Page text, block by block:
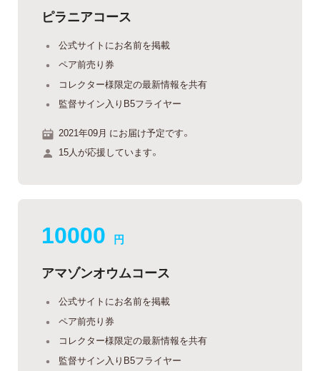
ピラニアコース
公式サイトにお名前を掲載
ペア前売り券
コレクター様限定の最新情報を共有
監督サイン入りB5フライヤー
2021年09月 にお届け予定です。
15人が応援しています。
10000 円
アマゾンオウムコース
公式サイトにお名前を掲載
ペア前売り券
コレクター様限定の最新情報を共有
監督サイン入りB5フライヤー